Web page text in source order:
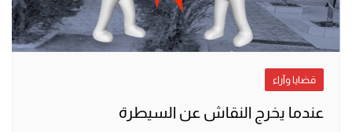
قضايا وآراء
عندما يخرج النقاش عن السيطرة